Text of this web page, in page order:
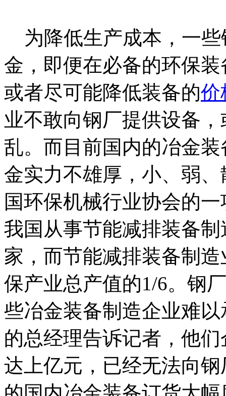
为降低生产成本，一些
金，即便在必备的环保
或者尽可能降低装备的价
业不敢向钢厂提供设备
乱。而目前国内的冶金
金实力不雄厚，小、弱
国环保机械行业协会的
我国从事节能减排装备
家，而节能减排装备制
保产业总产值的1/6。钢
些冶金装备制造企业难
的总经理告诉记者，他
达上亿元，已经无法向